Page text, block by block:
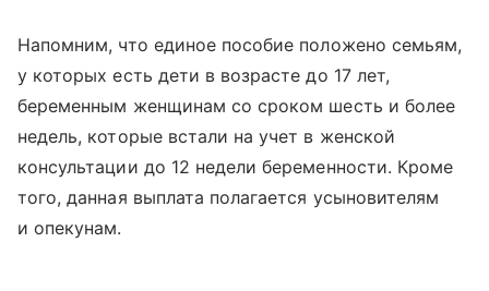
Напомним, что единое пособие положено семьям,
у которых есть дети в возрасте до 17 лет,
беременным женщинам со сроком шесть и более
недель, которые встали на учет в женской
консультации до 12 недели беременности. Кроме
того, данная выплата полагается усыновителям
и опекунам.